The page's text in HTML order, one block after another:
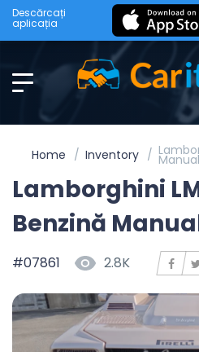
Descărcați
aplicația
Home Inventory Manual
Lamborghini
Benzină
#07861 2.8K